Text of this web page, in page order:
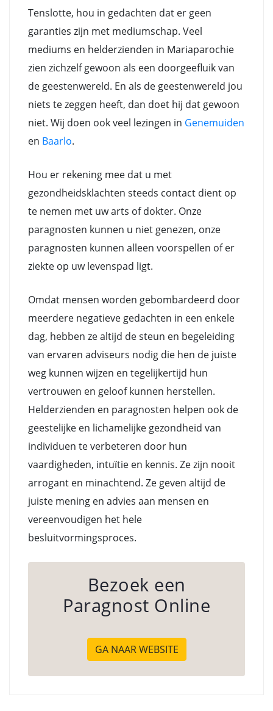
Tenslotte, hou in gedachten dat er geen
garanties zijn met mediumschap. Veel
mediums en helderzienden in Mariaparochie
zien zichzelf gewoon als een doorgeefluik van
de geestenwereld. En als de geestenwereld jou
niets te zeggen heeft, dan doet hij dat gewoon
niet. Wij doen ook veel lezingen in Genemuiden
en Baarlo.
Hou er rekening mee dat u met
gezondheidsklachten steeds contact dient op
te nemen met uw arts of dokter. Onze
paragnosten kunnen u niet genezen, onze
paragnosten kunnen alleen voorspellen of er
ziekte op uw levenspad ligt.
Omdat mensen worden gebombardeerd door
meerdere negatieve gedachten in een enkele
dag, hebben ze altijd de steun en begeleiding
van ervaren adviseurs nodig die hen de juiste
weg kunnen wijzen en tegelijkertijd hun
vertrouwen en geloof kunnen herstellen.
Helderzienden en paragnosten helpen ook de
geestelijke en lichamelijke gezondheid van
individuen te verbeteren door hun
vaardigheden, intuïtie en kennis. Ze zijn nooit
arrogant en minachtend. Ze geven altijd de
juiste mening en advies aan mensen en
vereenvoudigen het hele
besluitvormingsproces.
Bezoek een
Paragnost Online
GA NAAR WEBSITE